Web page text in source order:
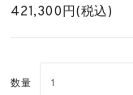
421,300円(税込)
数量